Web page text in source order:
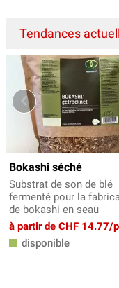
Tendances
Bokashi séché
Substrat de son de blé
fermenté pour la
de bokashi en seau
à partir de CHF 14.77/
disponible